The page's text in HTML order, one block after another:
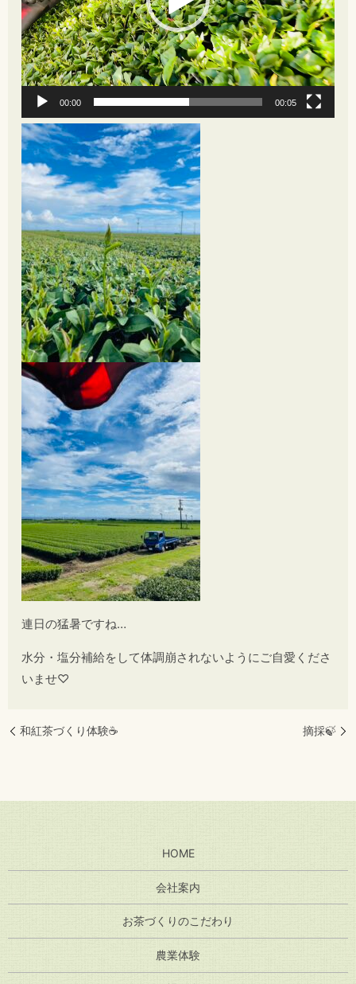
00:00 00:05
連日の猛暑ですね…
水分・塩分補給をして体調崩されないようにご自愛くださ
いませ♡
和紅茶づくり体験☕ 摘採🍃
HOME
会社案内
お茶づくりのこだわり
農業体験